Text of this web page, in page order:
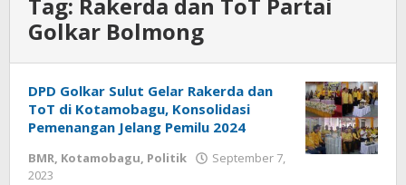
Tag: Rakerda dan ToT Partai
Golkar Bolmong
DPD Golkar Sulut Gelar Rakerda dan
ToT di Kotamobagu, Konsolidasi
Pemenangan Jelang Pemilu 2024
BMR, Kotamobagu, Politik
September 7,
2023